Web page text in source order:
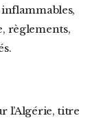
règlements,
l’Algérie, titre